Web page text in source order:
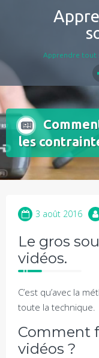
Apprendre tout
les
3 août 2016
Le gros
vidéos.
C’est qu’avec la
toute la technique.
Comment
vidéos ?